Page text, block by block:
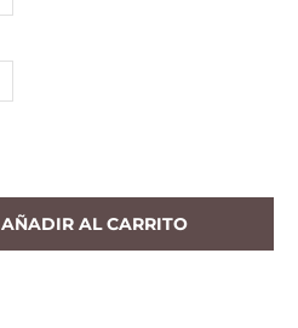
AÑADIR AL CARRITO